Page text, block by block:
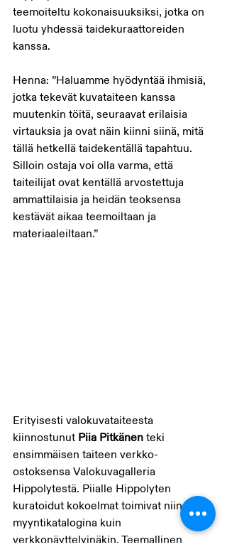
teemoiteltu kokonaisuuksiksi, jotka on
luotu yhdessä taidekuraattoreiden
kanssa.
Henna: ”Haluamme hyödyntää ihmisiä,
jotka tekevät kuvataiteen kanssa
muutenkin töitä, seuraavat erilaisia
virtauksia ja ovat näin kiinni siinä, mitä
tällä hetkellä taidekentällä tapahtuu.
Silloin ostaja voi olla varma, että
taiteilijat ovat kentällä arvostettuja
ammattilaisia ja heidän teoksensa
kestävät aikaa teemoiltaan ja
materiaaleiltaan.”
Erityisesti valokuvataiteesta
kiinnostunut Piia Pitkänen teki
ensimmäisen taiteen verkko-
ostoksensa Valokuvagalleria
Hippolytestä. Piialle Hippolyten
kuratoidut kokoelmat toimivat niin
myyntikatalogina kuin
verkkonäyttelyinäkin. Teemallinen